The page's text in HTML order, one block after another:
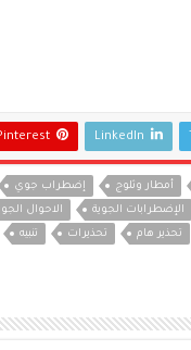
LinkedIn
أمطار وثلوج إضطراب جوي
الإضطرابات الجوية الاحوال
تحذير هام تحذيرات تنبيه